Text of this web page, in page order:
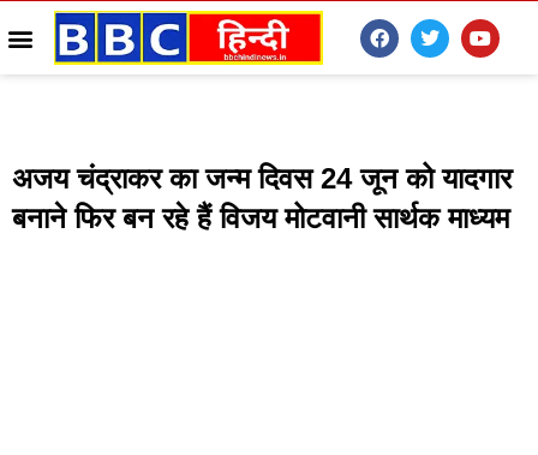
अजय चंद्राकर का जन्म दिवस 24 जून को यादगार
बनाने फिर बन रहे हैं विजय मोटवानी सार्थक माध्यम